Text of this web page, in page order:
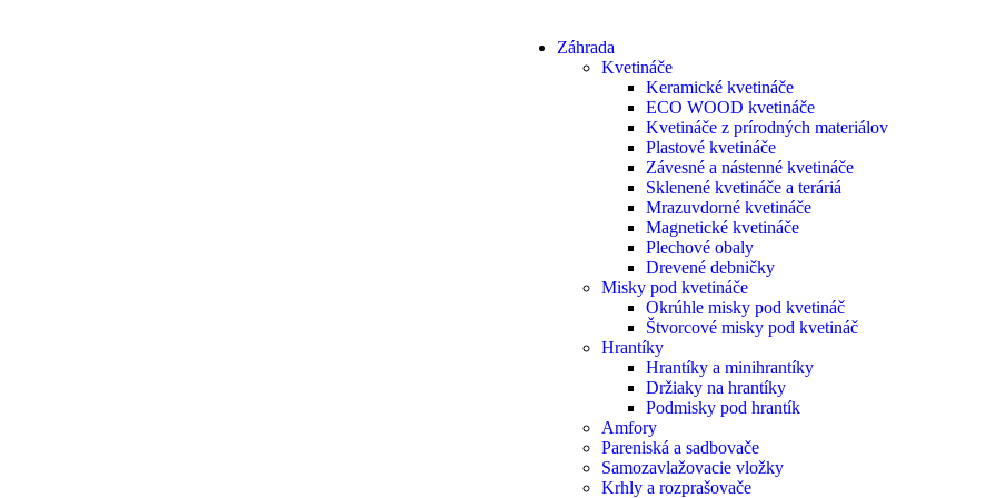
Záhrada
Kvetináče
Keramické kvetináče
ECO WOOD kvetináče
Kvetináče z prírodných materiálov
Plastové kvetináče
Závesné a nástenné kvetináče
Sklenené kvetináče a teráriá
Mrazuvdorné kvetináče
Magnetické kvetináče
Plechové obaly
Drevené debničky
Misky pod kvetináče
Okrúhle misky pod kvetináč
Štvorcové misky pod kvetináč
Hrantíky
Hrantíky a minihrantíky
Držiaky na hrantíky
Podmisky pod hrantík
Amfory
Pareniská a sadbovače
Samozavlažovacie vložky
Krhly a rozprašovače